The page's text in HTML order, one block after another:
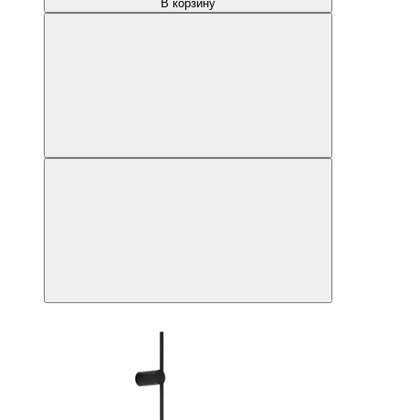
В корзину